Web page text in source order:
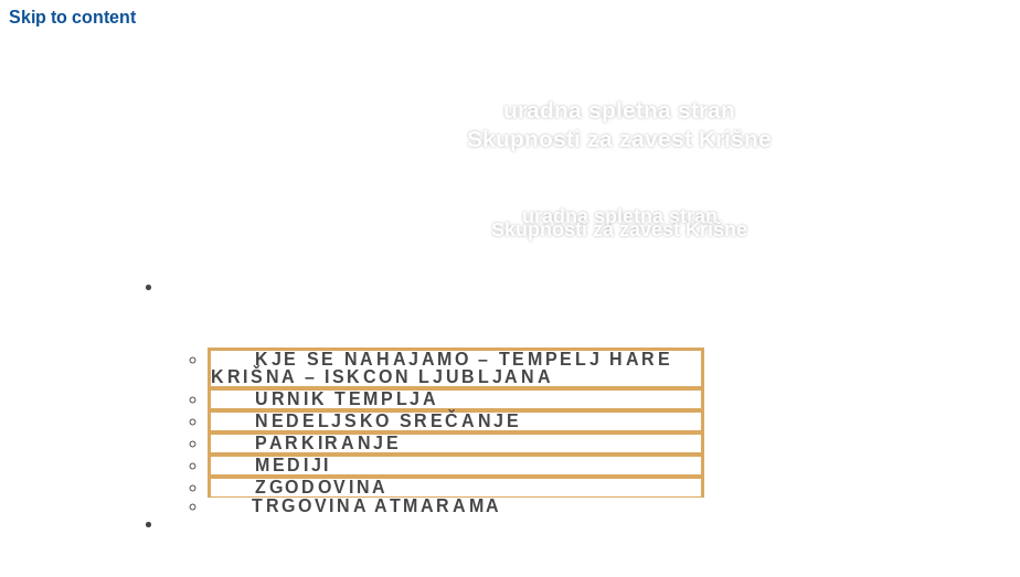
Skip to content
uradna spletna stran
Skupnosti za zavest Krišne
uradna spletna stran
Skupnosti za zavest Krišne
KJE SE NAHAJAMO – TEMPELJ HARE
KRIŠNA – ISKCON LJUBLJANA
URNIK TEMPLJA
NEDELJSKO SREČANJE
PARKIRANJE
MEDIJI
ZGODOVINA
TRGOVINA ATMARAMA
ŠOLA IN VRTEC